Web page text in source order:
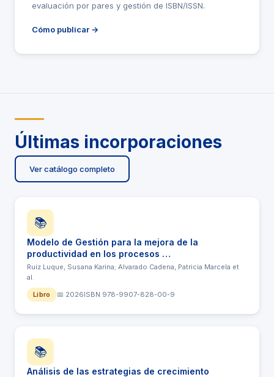
evaluación por pares y gestión de ISBN/ISSN.
Cómo publicar →
Últimas incorporaciones
Ver catálogo completo
📚
Modelo de Gestión para la mejora de la
productividad en los procesos …
Ruiz Luque, Susana Karina; Alvarado Cadena, Patricia Marcela et
al.
Libro
📅 2026ISBN 978-9907-828-00-9
📚
Análisis de las estrategias de crecimiento